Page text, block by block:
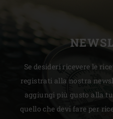
Se desideri ricevere le
registrati alla nostra
aggiungi più gusto alla
quello che devi fare per